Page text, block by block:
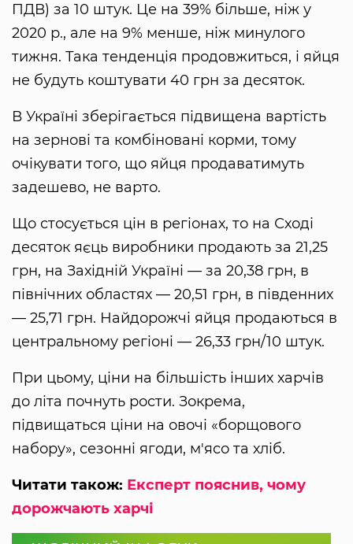
ПДВ) за 10 штук. Це на 39% більше, ніж у
2020 р., але на 9% менше, ніж минулого
тижня. Така тенденція продовжиться, і яйця
не будуть коштувати 40 грн за десяток.
В Україні зберігається підвищена вартість
на зернові та комбіновані корми, тому
очікувати того, що яйця продаватимуть
задешево, не варто.
Що стосується цін в регіонах, то на Сході
десяток яєць виробники продають за 21,25
грн, на Західній Україні — за 20,38 грн, в
північних областях — 20,51 грн, в південних
— 25,71 грн. Найдорожчі яйця продаються в
центральному регіоні — 26,33 грн/10 штук.
При цьому, ціни на більшість інших харчів
до літа почнуть рости. Зокрема,
підвищаться ціни на овочі «борщового
набору», сезонні ягоди, м'ясо та хліб.
Читати також: Експерт пояснив, чому
дорожчають харчі